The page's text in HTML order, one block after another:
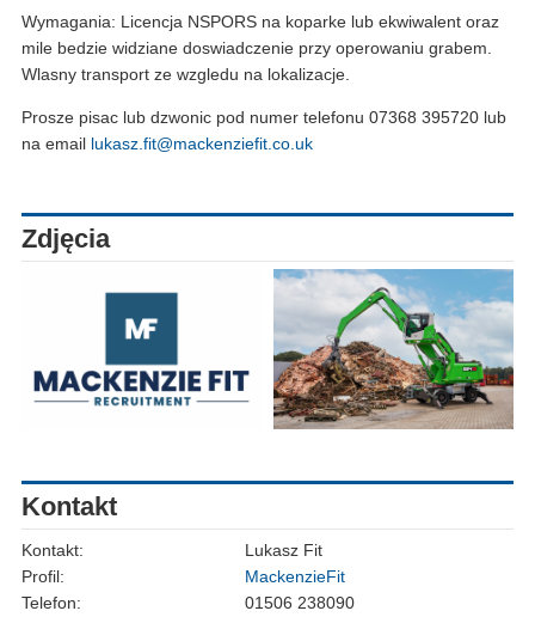
Wymagania: Licencja NSPORS na koparke lub ekwiwalent oraz
mile bedzie widziane doswiadczenie przy operowaniu grabem.
Wlasny transport ze wzgledu na lokalizacje.
Prosze pisac lub dzwonic pod numer telefonu 07368 395720 lub
na email lukasz.fit@mackenziefit.co.uk
Zdjęcia
Kontakt
Kontakt:
Lukasz Fit
Profil:
MackenzieFit
Telefon:
01506 238090